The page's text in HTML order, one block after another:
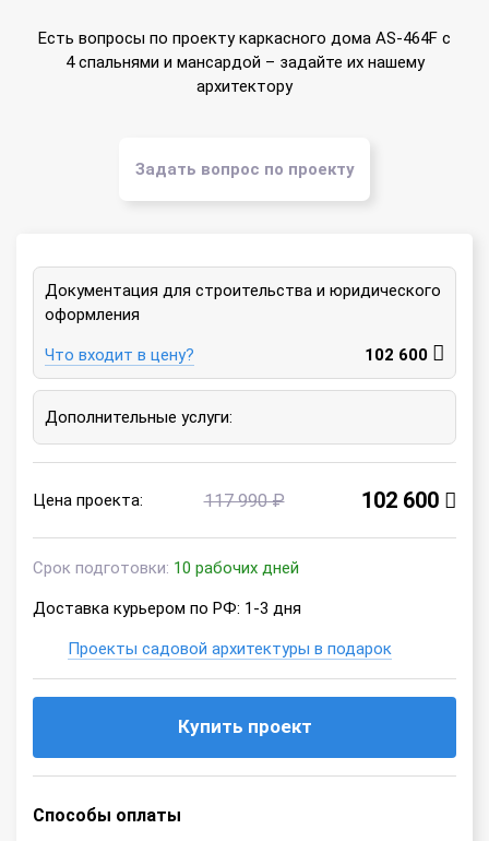
Есть вопросы по проекту каркасного дома AS-464F с
4 спальнями и мансардой – задайте их нашему
архитектору
Задать вопрос по проекту
Документация для строительства и юридического
оформления
Что входит в цену? 102 600
Дополнительные услуги:
Цена проекта: 117 990 ₽ 102 600
Срок подготовки: 10 рабочих дней
Доставка курьером по РФ: 1-3 дня
Проекты садовой архитектуры в подарок
Купить проект
Способы оплаты